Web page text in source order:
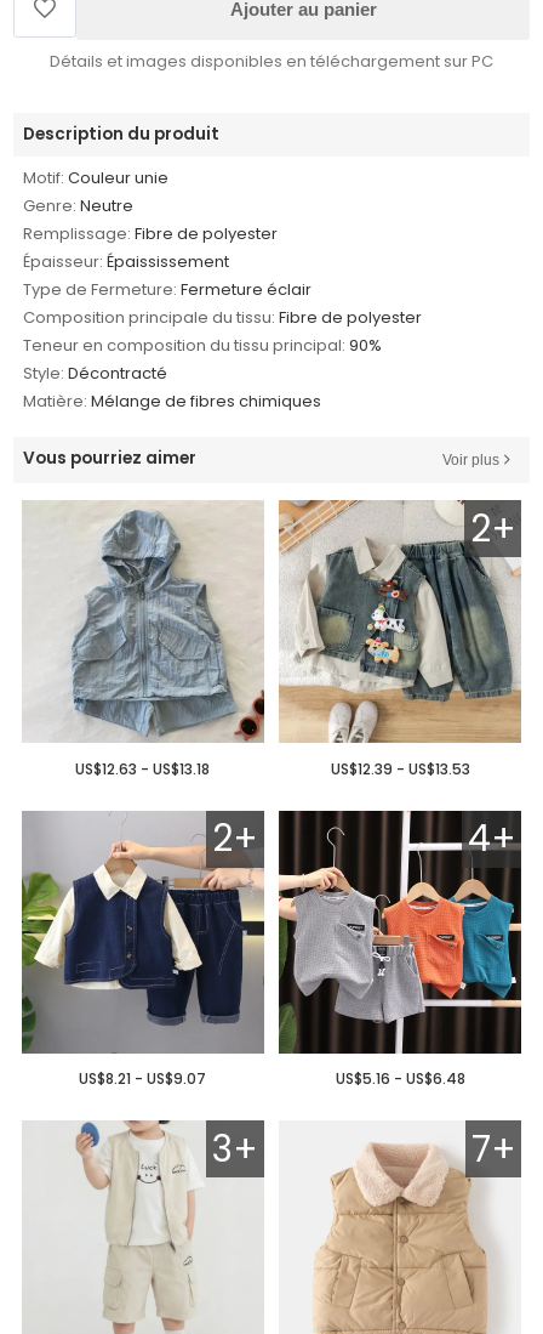
Ajouter au panier
Détails et images disponibles en téléchargement sur PC
Description du produit
Motif: Couleur unie
Genre: Neutre
Remplissage: Fibre de polyester
Épaisseur: Épaississement
Type de Fermeture: Fermeture éclair
Composition principale du tissu: Fibre de polyester
Teneur en composition du tissu principal: 90%
Style: Décontracté
Matière: Mélange de fibres chimiques
Vous pourriez aimer Voir plus
US$12.63 - US$13.18
2+
US$12.39 - US$13.53
2+
US$8.21 - US$9.07
4+
US$5.16 - US$6.48
3+ 7+